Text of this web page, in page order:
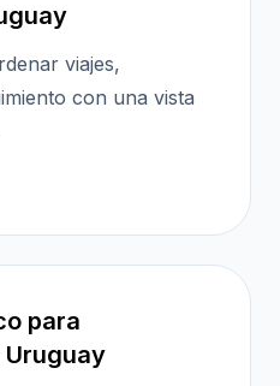
viajes,
con una vista
para